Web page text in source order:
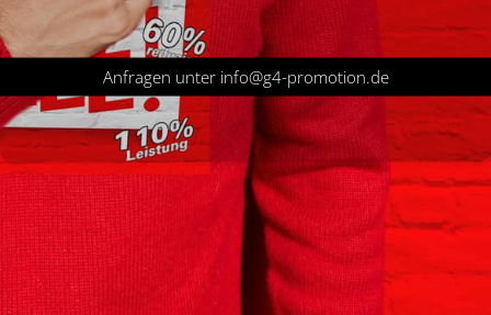
Anfragen unter info@g4-promotion.de